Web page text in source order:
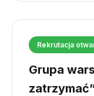
Rekrutacja
Grupa